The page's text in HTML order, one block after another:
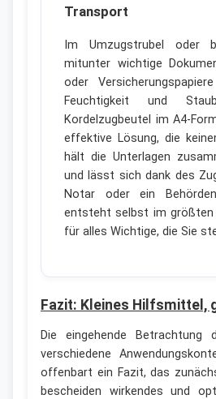
Transport
Im Umzugstrubel oder
mitunter wichtige
oder
Feuchtigkeit und
Kordelzugbeutel im A4-
effektive Lösung, die
hält die Unterlagen
und lässt sich dank des
Notar oder ein
entsteht selbst im größten
für alles Wichtige, die Sie
Fazit: Kleines Hilfsmittel,
Die eingehende Betrachtung
verschiedene
offenbart ein Fazit, das
bescheiden wirkendes und